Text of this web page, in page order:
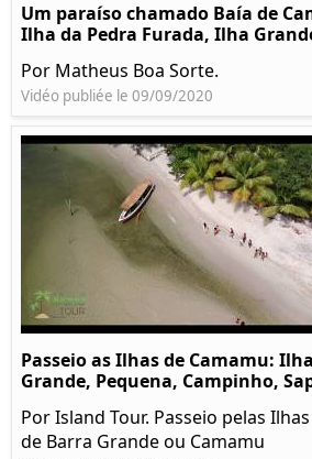
Um paraíso chamado Baía de
Ilha da Pedra Furada, Ilha
Por Matheus Boa Sorte.
Vidéo publiée le 09/09/2020
Passeio as Ilhas de Camamu:
Grande, Pequena, Campinho,
Por Island Tour. Passeio pelas
de Barra Grande ou Camamu